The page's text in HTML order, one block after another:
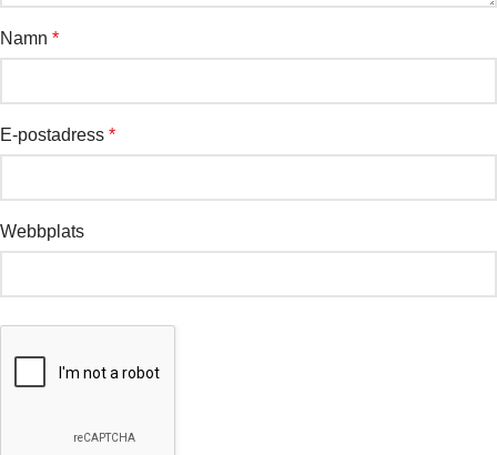
Namn *
E-postadress *
Webbplats